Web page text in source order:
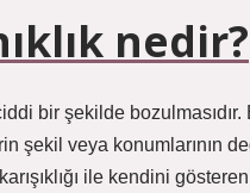
nedir?
bir şekilde
şekil veya konumlarının
ile kendini